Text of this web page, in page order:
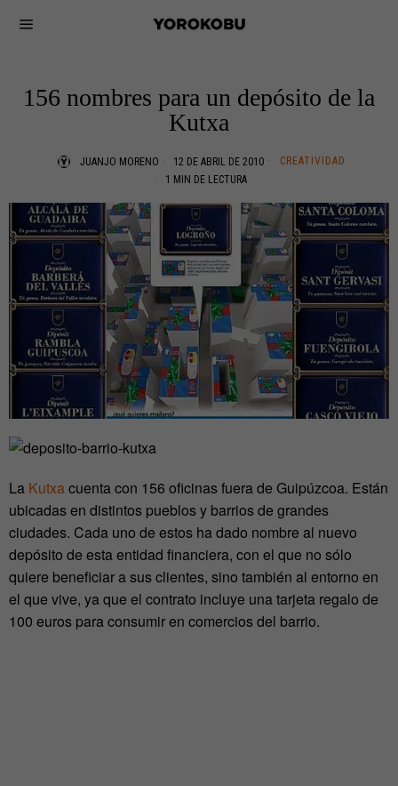
156 nombres para un depósito de la
Kutxa
JUANJO MORENO 12 DE ABRIL DE 2010
CREATIVIDAD
1 MIN DE LECTURA
La Kutxacuenta con 156 oficinas fuera de Guipúzcoa. Están
ubicadas en distintos pueblos y barrios de grandes
ciudades. Cada uno de estos ha dado nombre al nuevo
depósito de esta entidad financiera, con el que no sólo
quiere beneficiar a sus clientes, sino también al entorno en
el que vive, ya que el contrato incluye una tarjeta regalo de
100 euros para consumir en comercios del barrio.